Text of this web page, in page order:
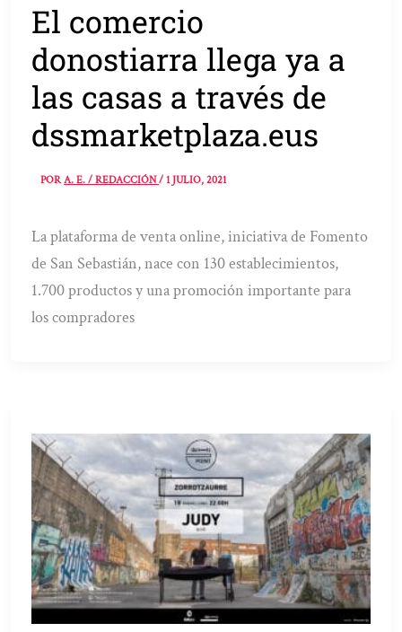
El comercio
donostiarra llega ya a
las casas a través de
dssmarketplaza.eus
PORA. E. / REDACCIÓN/1 JULIO, 2021
La plataforma de venta online, iniciativa de Fomento
de San Sebastián, nace con 130 establecimientos,
1.700 productos y una promoción importante para
los compradores